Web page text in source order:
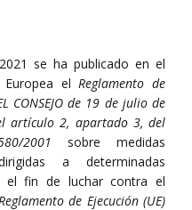
se ha publicado en el
Europea elReglamento de
CONSEJO de 19 de julio de
artículo 2, apartado 3, del
2001 sobre medidas
a determinadas
el fin de luchar contra el
de Ejecución (UE)